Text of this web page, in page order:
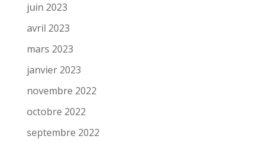
juin 2023
avril 2023
mars 2023
janvier 2023
novembre 2022
octobre 2022
septembre 2022